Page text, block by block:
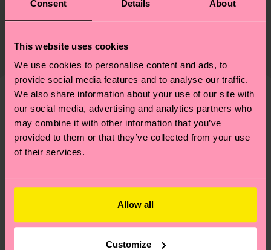
Consent Details About
This website uses cookies
We use cookies to personalise content and ads, to
provide social media features and to analyse our traffic.
We also share information about your use of our site with
our social media, advertising and analytics partners who
may combine it with other information that you’ve
provided to them or that they’ve collected from your use
of their services.
Allow all
Customize
Lieferkette, die Reduzierung von Emissionen, die
richtige Pflege von Socken und VIELES MEHR!
Weitere Informationen sowie Tipps und Tricks
findest du auf unsererNachhaltigkeitsseite.
findest duhier . Die Lieferzeit beginnt sobald
deine Bestellung versandt wurde. Bitte bedenke,
dass es sich hierbei um einen Richtwert handelt
und die genaue Lieferzeit von der lokalen Post in
deinem Land abhängt.
Hilfebereich im ArtikelRetourenfindest du die
Ähnliche muster